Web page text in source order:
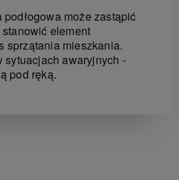
może zastąpić
element
sprzątania mieszkania.
sytuacjach awaryjnych -
pod ręką.